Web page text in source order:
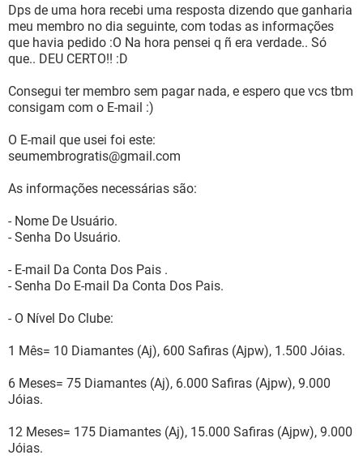
Dps de uma hora recebi uma resposta dizendo que ganharia
meu membro no dia seguinte, com todas as informações
que havia pedido :O Na hora pensei q ñ era verdade.. Só
que.. DEU CERTO!! :D
Consegui ter membro sem pagar nada, e espero que vcs tbm
consigam com o E-mail :)
O E-mail que usei foi este:
seumembrogratis@gmail.com
As informações necessárias são:
- Nome De Usuário.
- Senha Do Usuário.
- E-mail Da Conta Dos Pais .
- Senha Do E-mail Da Conta Dos Pais.
- O Nível Do Clube:
1 Mês= 10 Diamantes (Aj), 600 Safiras (Ajpw), 1.500 Jóias.
6 Meses= 75 Diamantes (Aj), 6.000 Safiras (Ajpw), 9.000
Jóias.
12 Meses= 175 Diamantes (Aj), 15.000 Safiras (Ajpw), 9.000
Jóias.